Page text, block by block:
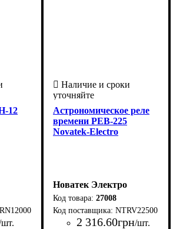
12
Астрономическое реле
времени РЕВ-225
Novatek-Electro
Новатек Электро
27008
NTRV22500
2 316.60грн/шт.